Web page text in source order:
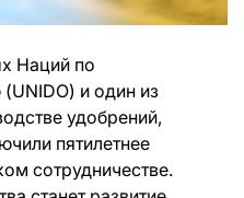
Наций по
и один из
удобрений,
пятилетнее
сотрудничестве.